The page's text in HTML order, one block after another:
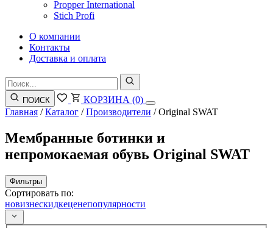
Propper International
Stich Profi
О компании
Контакты
Доставка и оплата
ПОИСК КОРЗИНА (0)
Главная /Каталог /Производители /Original SWAT
Мембранные ботинки и
непромокаемая обувь Original SWAT
Фильтры
Сортировать по:
новизнескидкеценепопулярности